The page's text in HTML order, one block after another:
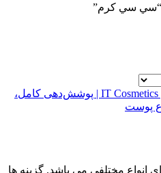
“سي سي كرم”
انواع مختلفی می باشد. گزینه ها